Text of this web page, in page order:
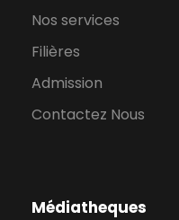
Nos services
Filières
Admission
Contactez Nous
Médiatheques